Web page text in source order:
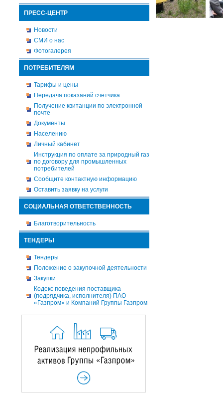
ПРЕСС-ЦЕНТР
Новости
СМИ о нас
Фотогалерея
ПОТРЕБИТЕЛЯМ
Тарифы и цены
Передача показаний счетчика
Получение квитанции по электронной
почте
Документы
Населению
Личный кабинет
Инструкция по оплате за природный газ
по договору для промышленных
потребителей
Сообщите контактную информацию
Оставить заявку на услуги
СОЦИАЛЬНАЯ ОТВЕТСТВЕННОСТЬ
Благотворительность
ТЕНДЕРЫ
Тендеры
Положение о закупочной деятельности
Закупки
Кодекс поведения поставщика
(подрядчика, исполнителя) ПАО
«Газпром» и Компаний Группы Газпром